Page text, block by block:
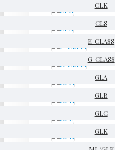
CLK
CLS
E-CLASS
G-CLASS
GLA
GLB
GLC
GLK